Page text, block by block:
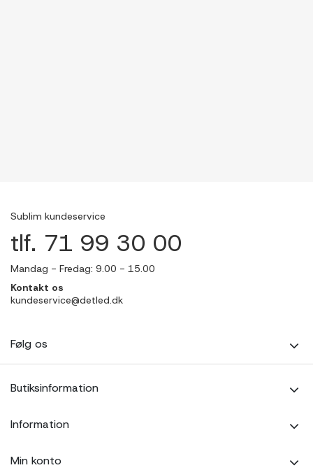
Sublim kundeservice
tlf. 71 99 30 00
Mandag - Fredag: 9.00 - 15.00
Kontakt os
kundeservice@detled.dk
Følg os
Butiksinformation
Information
Min konto